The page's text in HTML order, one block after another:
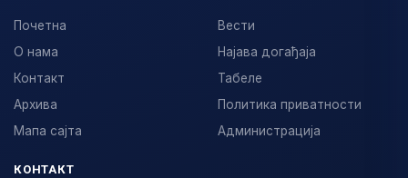
Почетна
О нама
Контакт
Архива
Мапа сајта
Вести
Најава догађаја
Табеле
Политика приватности
Администрација
КОНТАКТ